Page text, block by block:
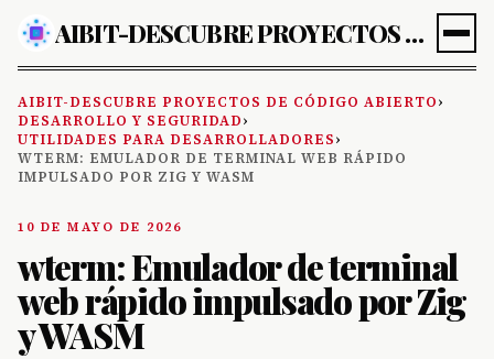
AIBIT-DESCUBRE PROYECTOS DE CÓDIGO ABIERTO
AIBIT-DESCUBRE PROYECTOS DE CÓDIGO ABIERTO›
DESARROLLO Y SEGURIDAD›
UTILIDADES PARA DESARROLLADORES›
WTERM: EMULADOR DE TERMINAL WEB RÁPIDO
IMPULSADO POR ZIG Y WASM
10 DE MAYO DE 2026
wterm: Emulador de terminal
web rápido impulsado por Zig
y WASM